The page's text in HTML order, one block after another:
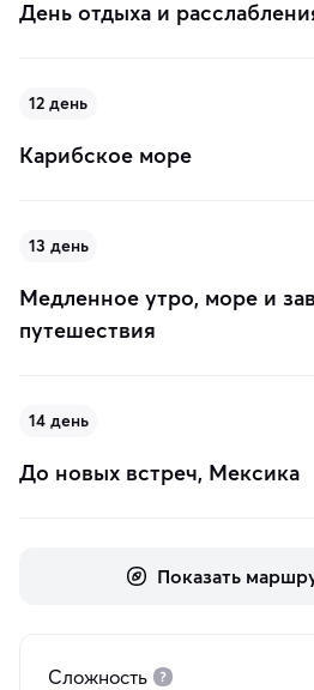
День отдыха и
12 день
Карибское море
13 день
Медленное утро, море и
путешествия
14 день
До новых встреч, Мексика
Показать
Сложность